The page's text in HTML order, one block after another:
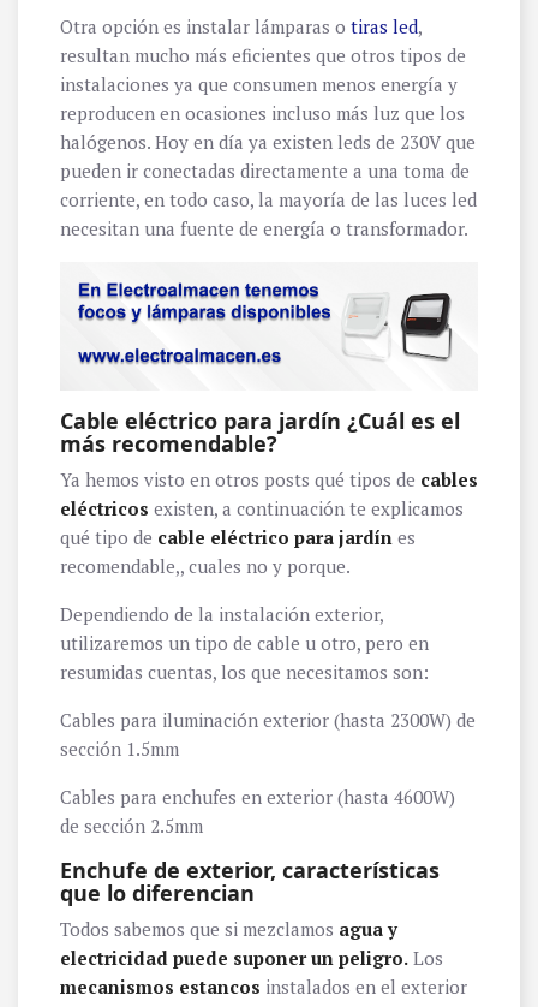
Otra opción es instalar lámparas o tiras led,
resultan mucho más eficientes que otros tipos de
instalaciones ya que consumen menos energía y
reproducen en ocasiones incluso más luz que los
halógenos. Hoy en día ya existen leds de 230V que
pueden ir conectadas directamente a una toma de
corriente, en todo caso, la mayoría de las luces led
necesitan una fuente de energía o transformador.
Cable eléctrico para jardín ¿Cuál es el
más recomendable?
Ya hemos visto en otros posts qué tipos de cables
eléctricos existen, a continuación te explicamos
qué tipo de cable eléctrico para jardín es
recomendable,, cuales no y porque.
Dependiendo de la instalación exterior,
utilizaremos un tipo de cable u otro, pero en
resumidas cuentas, los que necesitamos son:
Cables para iluminación exterior (hasta 2300W) de
sección 1.5mm
Cables para enchufes en exterior (hasta 4600W)
de sección 2.5mm
Enchufe de exterior, características
que lo diferencian
Todos sabemos que si mezclamos agua y
electricidad puede suponer un peligro. Los
mecanismos estancos instalados en el exterior